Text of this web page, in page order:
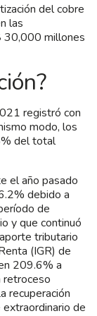
del cobre
las
30,000 millones
registró con
modo, los
del total
el año pasado
debido a
de
y que continuó
tributario
(IGR) de
209.6% a
recuperación
de